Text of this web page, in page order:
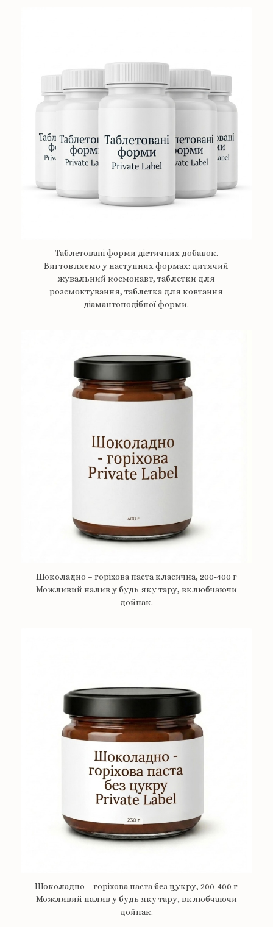
Таблетовані форми дієтичних добавок.
Вигтовляємо у наступних формах: дитячий
жувальний космонавт, таблетки для
розсмоктування, таблетка для ковтання
діамантоподібної форми.
Шоколадно – горіхова паста класична, 200-400 г
Можливий налив у будь яку тару, вклюбчаючи
дойпак.
Шоколадно – горіхова паста без цукру, 200-400 г
Можливий налив у будь яку тару, вклюбчаючи
дойпак.